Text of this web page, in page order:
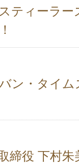
ティーラー
ン・タイ
締役 下村朱